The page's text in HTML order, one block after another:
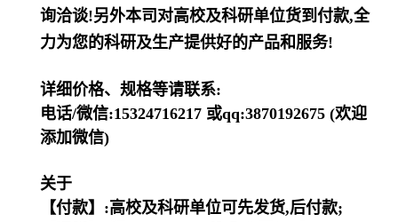
询洽谈!另外本司对高校及科研单位货到付款,全
力为您的科研及生产提供好的产品和服务!
详细价格、规格等请联系:
电话/微信:15324716217 或qq:3870192675 (欢迎
添加微信)
关于
【付款】:高校及科研单位可先发货,后付款;